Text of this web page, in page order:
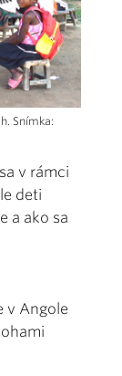
Snímka:
v rámci
deti
a ako sa
v Angole